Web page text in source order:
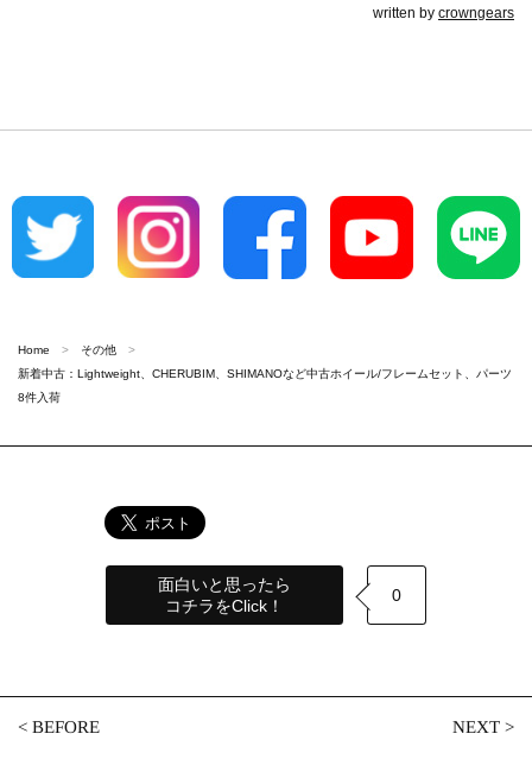
written by crowngears
Home
その他
新着中古：Lightweight、CHERUBIM、SHIMANOなど中古ホイール/フレームセット、パーツ
8件入荷
面白いと思ったら
コチラをClick！
0
<BEFORE NEXT>